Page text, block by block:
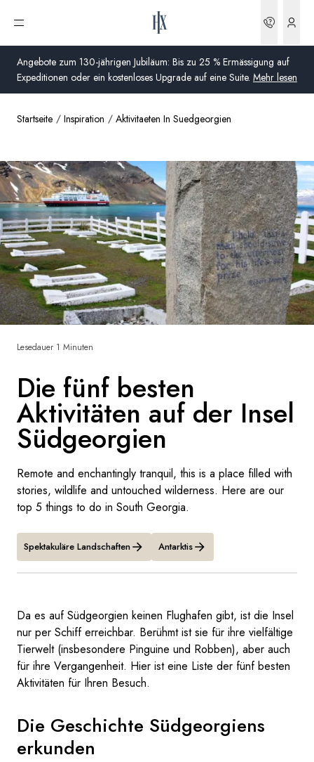
Angebote zum 130-jährigen Jubiläum: Bis zu 25 % Ermässigung auf
Expeditionen oder ein kostenloses Upgrade auf eine Suite. Mehr lesen
Menü öffnen
Schweiz
Vereinigtes Königreich (England, Schottland, Wales
und Nordirland)
USA
Deutschland
Schweiz
Dänemark
Global
Startseite Inspiration Aktivitaeten In Suedgeorgien
Die fünf besten
Aktivitäten auf der Insel
Südgeorgien
Remote and enchantingly tranquil, this is a place filled with
stories, wildlife and untouched wilderness. Here are our
top 5 things to do in South Georgia.
Lesedauer 1 Minuten
Spektakuläre Landschaften Antarktis
Da es auf Südgeorgien keinen Flughafen gibt, ist die Insel
nur per Schiff erreichbar. Berühmt ist sie für ihre vielfältige
Tierwelt (insbesondere Pinguine und Robben), aber auch
für ihre Vergangenheit. Hier ist eine Liste der fünf besten
Aktivitäten für Ihren Besuch.
Die Geschichte Südgeorgiens
erkunden